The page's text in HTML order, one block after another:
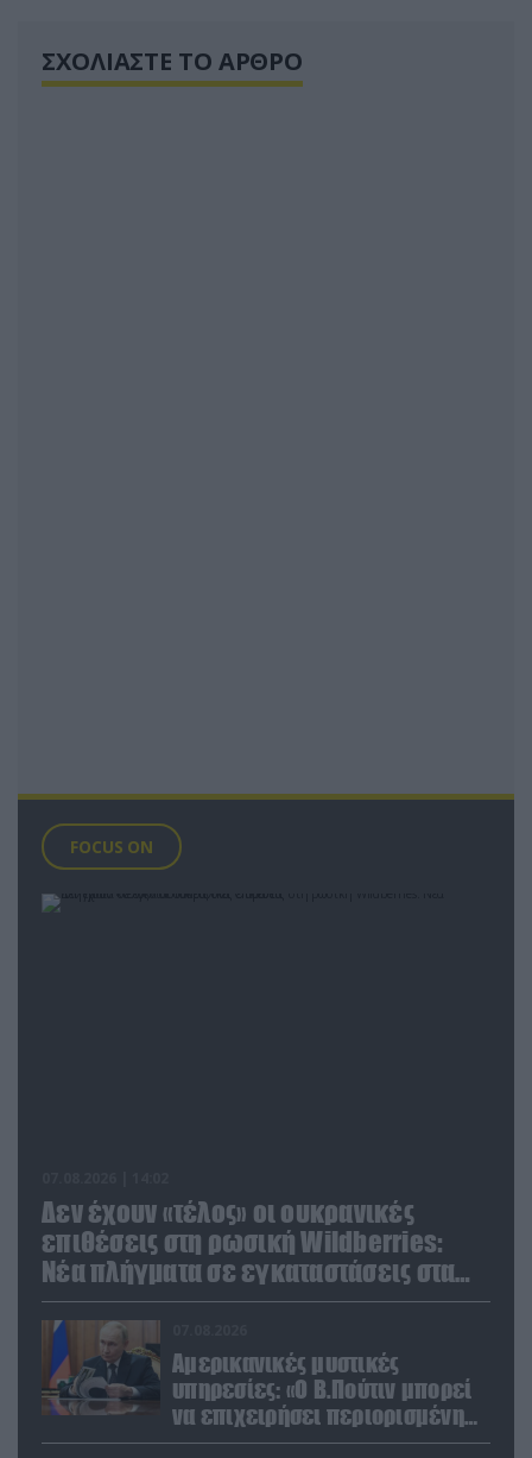
ΣΧΟΛΙΑΣΤΕ ΤΟ ΑΡΘΡΟ
FOCUS ON
Δεν έχουν «τέλος» οι ουκρανικές
επιθέσεις στη ρωσική Wildberries:
Νέα πλήγματα σε εγκαταστάσεις στα
Ουράλια
Αμερικανικές μυστικές
υπηρεσίες: «Ο Β.Πούτιν μπορεί
να επιχειρήσει περιορισμένη
στρατιωτική επιχείρηση στην